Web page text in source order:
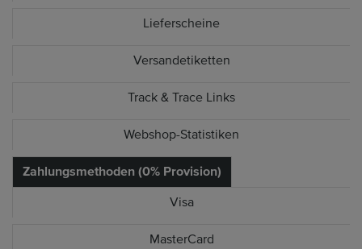
Lieferscheine
Versandetiketten
Track & Trace Links
Webshop-Statistiken
Zahlungsmethoden (0% Provision)
Visa
MasterCard